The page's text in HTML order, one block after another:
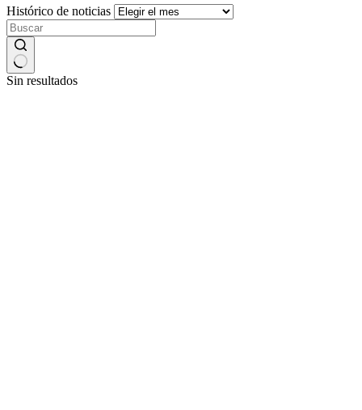
Histórico de noticias
Sin resultados